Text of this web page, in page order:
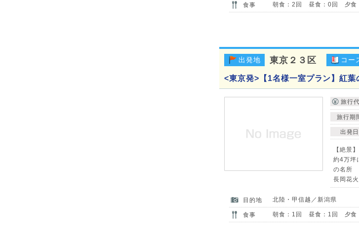
食事 朝食：2回 昼食：0回 夕食
出発地 東京２３区 コー
<東京発>【1名様一室プラン】紅
旅行
旅行期
出発日
【絶景
約4万坪
の名所
長岡花
目的地 北陸・甲信越／新潟県
食事 朝食：1回 昼食：1回 夕食